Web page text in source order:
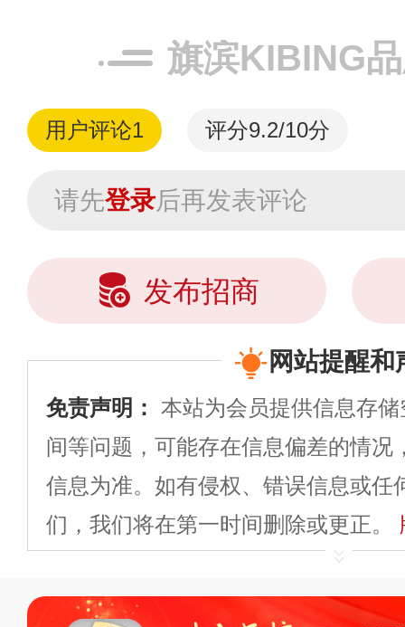
旗滨KIBING
用户评论1 评分9.2/10分
请先登录后再发表评论
发布招商
网站提醒和
免责声明： 本站为会员提供信息存
间等问题，可能存在信息偏差的情况
信息为准。如有侵权、错误信息或任
们，我们将在第一时间删除或更正。
平台自有内容（文字
标、LOGO 等）知识产权归本站所